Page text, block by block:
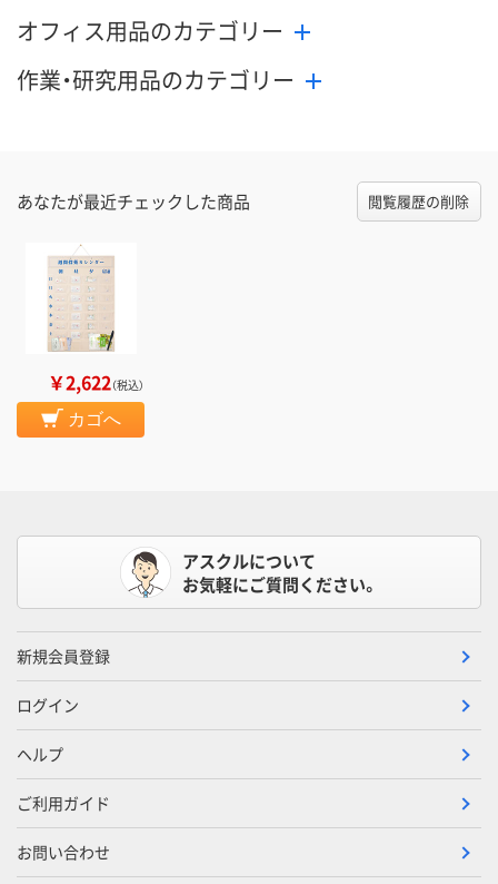
オフィス用品のカテゴリー
作業・研究用品のカテゴリー
あなたが最近チェックした商品 閲覧履歴の削除
￥2,622（税込）
カゴへ
アスクルについて
お気軽にご質問ください。
新規会員登録
ログイン
ヘルプ
ご利用ガイド
お問い合わせ